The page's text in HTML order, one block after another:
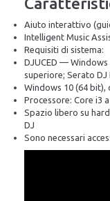
Aiuto interattivo
Intelligent Music
Requisiti di sistema:
DJUCED — Windows
superiore; Serato DJ
Windows 10 (64 bit),
Processore: Core i3
Spazio libero su
DJ
Sono necessari